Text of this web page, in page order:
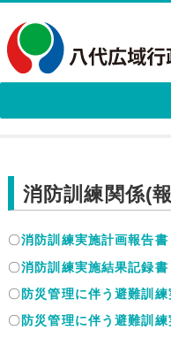
消防訓練関係(
〇消防訓練実施計画報告書
〇消防訓練実施結果記録書
〇防災管理に伴う避難訓
〇防災管理に伴う避難訓